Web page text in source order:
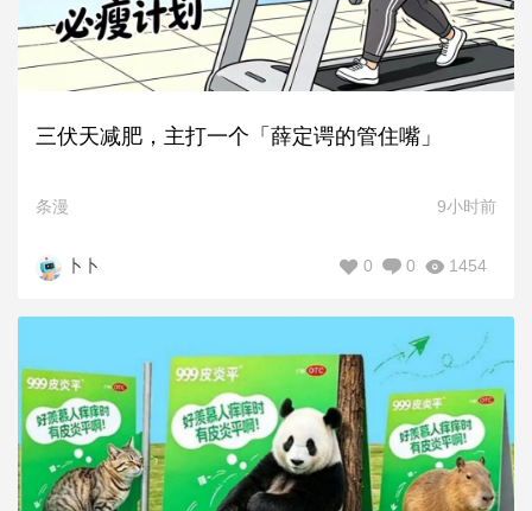
三伏天减肥，主打一个「薛定谔的管住嘴」
条漫 9小时前
卜卜 1454
0
0